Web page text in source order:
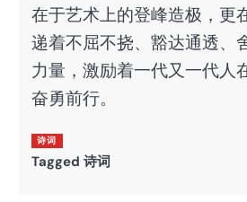
在于艺术上的登峰造极，更
递着不屈不挠、豁达通透、
力量，激励着一代又一代人
奋勇前行。
诗词
Tagged 诗词